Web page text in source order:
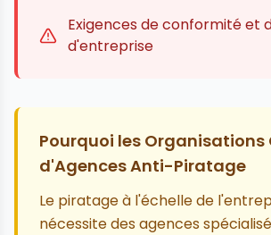
Exigences de conformité et
d'entreprise
Pourquoi les Organisations
d'Agences Anti-Piratage
Le piratage à l'échelle de
nécessite des agences